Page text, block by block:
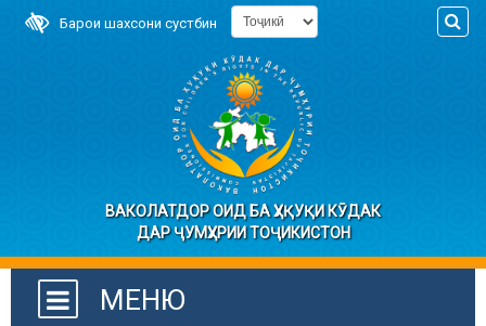
Барои шахсони сустбин
ВАКОЛАТДОР ОИД БА ҲУҚУҚИ КӮДАК
ДАР ҶУМҲУРИИ ТОҶИКИСТОН
МЕНЮ